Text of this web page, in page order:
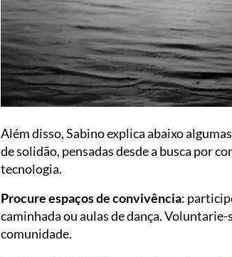
Além disso, Sabino explica abaixo
de solidão, pensadas desde a busca por
tecnologia.
Procure espaços de convivência:
caminhada ou aulas de dança. Voluntarie-
comunidade.